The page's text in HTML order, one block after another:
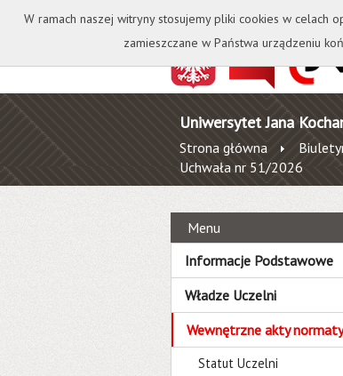
Kontakt
Uniwersytet Jana
Strona główna
Uchwała nr 51/2026
Menu
Informacje Podstawowe
Władze Uczelni
Wewnętrzne akty
Statut Uczelni
W ramach naszej witryny stosujemy pliki cookies w celach
zamieszczane w Państwa urządzeniu